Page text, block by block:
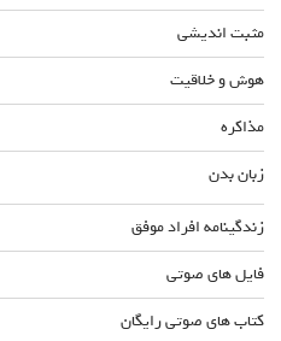
مثبت اندیشی
هوش و خلاقیت
مذاکره
زبان بدن
زندگینامه افراد موفق
فایل های صوتی
کتاب های صوتی رایگان